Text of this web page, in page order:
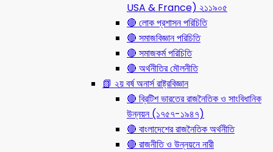
USA & France) ২১১৯০৫
🔴 লোক প্রশাসন পরিচিতি
🔴 সমাজবিজ্ঞান পরিচিতি
🔴 সমাজকর্ম পরিচিতি
🔴 অর্থনীতির মৌলনীতি
📗 ২য় বর্ষ অনার্স রাষ্ট্রবিজ্ঞান
🔴 ব্রিটিশ ভারতের রাজনৈতিক ও সাংবিধানিক
উন্নয়ন (১৭৫৭-১৯৪৭)
🔴 বাংলাদেশের রাজনৈতিক অর্থনীতি
🔴 রাজনীতি ও উন্নয়নে নারী